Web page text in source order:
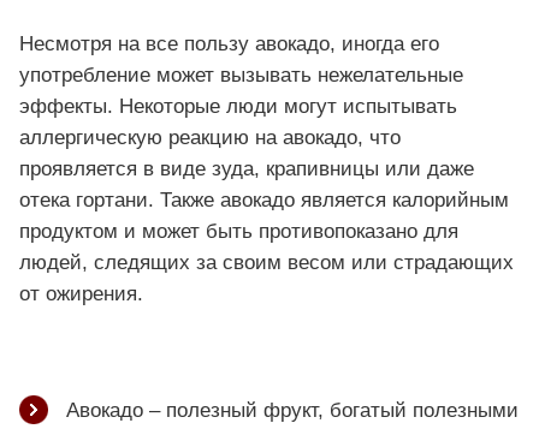
Несмотря на все пользу авокадо, иногда его
употребление может вызывать нежелательные
эффекты. Некоторые люди могут испытывать
аллергическую реакцию на авокадо, что
проявляется в виде зуда, крапивницы или даже
отека гортани. Также авокадо является калорийным
продуктом и может быть противопоказано для
людей, следящих за своим весом или страдающих
от ожирения.
Авокадо – полезный фрукт, богатый полезными